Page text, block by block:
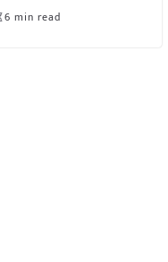
6 min read